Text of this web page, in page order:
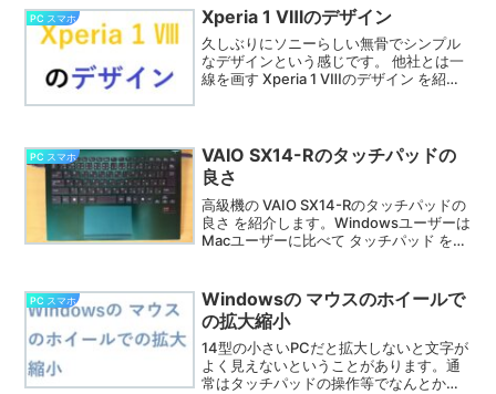
や他社との比較ではありません。実際使
ってみた個人的感想です。
PC スマホ Xperia 1 Ⅷのデザイン
久しぶりにソニーらしい無骨でシンプル
なデザインという感じです。 他社とは一
線を画す Xperia 1 Ⅷのデザイン を紹介
する喜びを感じます。
PC スマホ
VAIO SX14-Rのタッチパッドの
良さ
高級機の VAIO SX14-Rのタッチパッドの
良さ を紹介します。Windowsユーザーは
Macユーザーに比べて タッチパッド を余
ことに加え、Windowsのタッチパッドの
性能はピンキリです。
PC スマホ
Windowsの マウスのホイールで
の拡大縮小
14型の小さいPCだと拡大しないと文字が
よく見えないということがあります。通
常はタッチパッドの操作等でなんとかな